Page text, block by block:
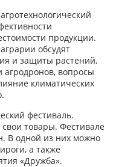
продукции.
обсудят
и защиты растений,
вопросы
климатических
фестиваль.
товары. Фестивале
В одной из них можно
а также
«Дружба».